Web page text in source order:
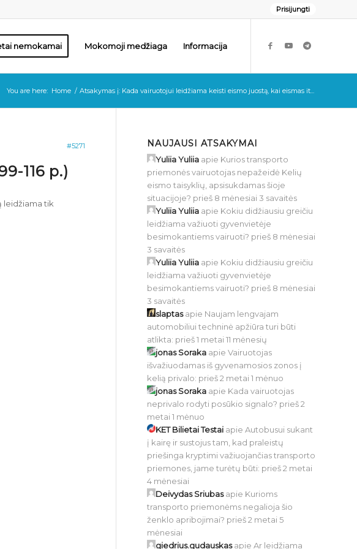
Prisijungti
nemokamai Mokomoji medžiaga Informacija
You are here: Home / Atsakymas į: Kada vairuotojui leidžiama keisti eismo juostą, kai eismas it...
#5271
116 p.)
leidžiama tik
NAUJAUSI ATSAKYMAI
Yuliia Yuliia apie Kurios transporto
priemonės vairuotojas nepažeidė Kelių
eismo taisyklių, apsisukdamas šioje
situacijoje? prieš 8 mėnesiai 3 savaitės
Yuliia Yuliia apie Kokiu didžiausiu greičiu
leidžiama važiuoti gyvenvietėje
besimokantiems vairuoti? prieš 8 mėnesiai
3 savaitės
Yuliia Yuliia apie Kokiu didžiausiu greičiu
leidžiama važiuoti gyvenvietėje
besimokantiems vairuoti? prieš 8 mėnesiai
3 savaitės
slaptasapie Naujam lengvajam
automobiliui techninė apžiūra turi būti
atlikta: prieš 1 metai 11 mėnesių
jonas Soraka apieVairuotojas
išvažiuodamas iš gyvenamosios zonos į
kelią privalo: prieš 2 metai 1 mėnuo
jonas Soraka apie Kada vairuotojas
neprivalo rodyti posūkio signalo? prieš 2
metai 1 mėnuo
KET Bilietai Testai apieAutobusui sukant
į kairę ir sustojus tam, kad praleistų
priešinga kryptimi važiuojančias transporto
priemones, jame turėtų būti: prieš 2 metai
4 mėnesiai
Deivydas Sriubasapie Kurioms
transporto priemonėms negalioja šio
ženklo apribojimai? prieš 2 metai 5
mėnesiai
giedrius.gudauskasapieAr leidžiama